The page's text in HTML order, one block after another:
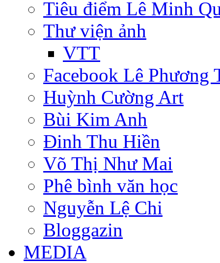
Tiêu điểm Lê Minh
Thư viện ảnh
VTT
Facebook Lê Phương
Huỳnh Cường Art
Bùi Kim Anh
Đinh Thu Hiền
Võ Thị Như Mai
Phê bình văn học
Nguyễn Lệ Chi
Bloggazin
MEDIA